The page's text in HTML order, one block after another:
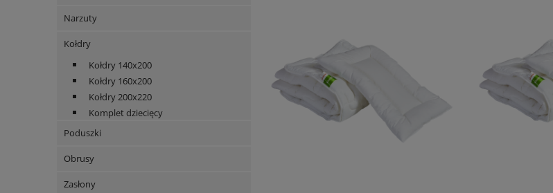
Narzuty
Kołdry
Kołdry 140x200
Kołdry 160x200
Kołdry 200x220
Komplet dziecięcy
Poduszki
Obrusy
Zasłony